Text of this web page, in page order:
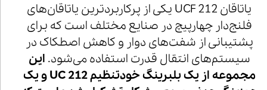
یاتاقان UCF 212 یکی از پرکاربردترین یاتاقان‌های
فلنج‌دار چهارپیچ در صنایع مختلف است که برای
پشتیبانی از شفت‌های دوار و کاهش اصطکاک در
سیستم‌های انتقال قدرت استفاده می‌شود. این
مجموعه از یک بلبرینگ خودتنظیم UC 212 و یک